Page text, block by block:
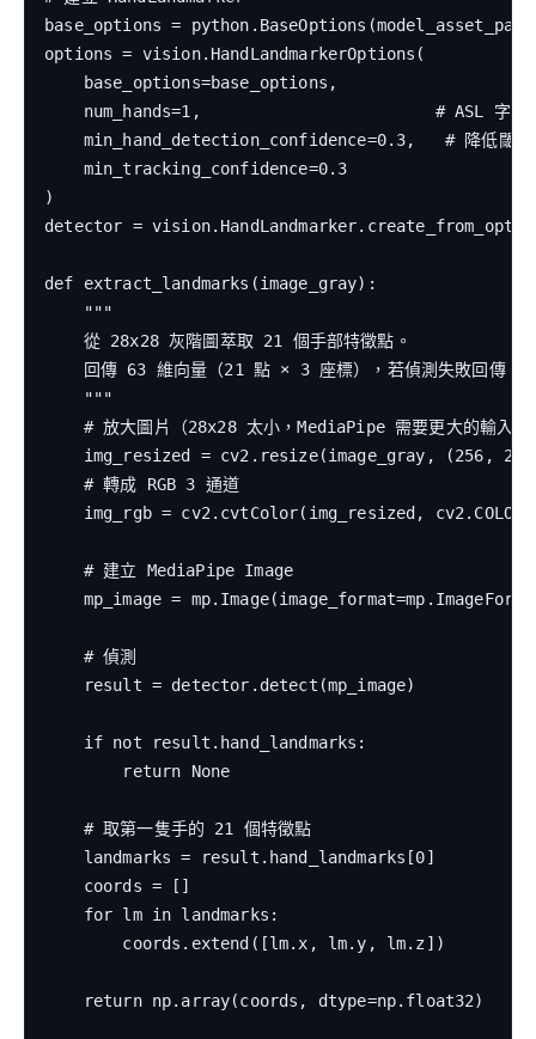
base_options =
options = vision.HandLandmarkerOptions(
    base_options=base_options,
num_hands=1,                        # ASL 字母
min_hand_detection_confidence=0.3,   # 降低閾值
    min_tracking_confidence=0.3
)
detector =
def extract_landmarks(image_gray):
    """
    從 28x28 灰階圖萃取 21 個手部特徵點。
回傳 63 維向量（21 點 × 3 座標），若偵測失敗回傳
    """
    # 放大圖片（28x28 太小，MediaPipe 需要更大的輸入）
img_resized = cv2.resize(image_gray, (256,
    # 轉成 RGB 3 通道
img_rgb = cv2.cvtColor(img_resized,
    # 建立 MediaPipe Image
mp_image =
    # 偵測
    result = detector.detect(mp_image)
    if not result.hand_landmarks:
        return None
    # 取第一隻手的 21 個特徵點
    landmarks = result.hand_landmarks[0]
    coords = []
    for lm in landmarks:
        coords.extend([lm.x, lm.y, lm.z])
    return np.array(coords, dtype=np.float32)